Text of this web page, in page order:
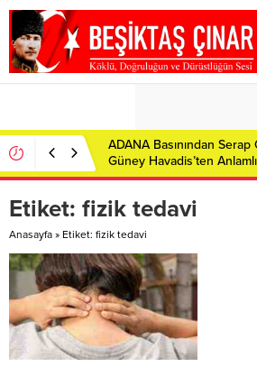
ADANA Basınından
Güney Havadis’ten
Etiket: fizik tedavi
Anasayfa » Etiket: fizik tedavi